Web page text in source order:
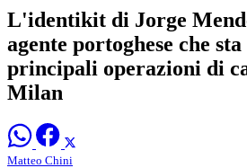
L'identikit di Jorge
agente portoghese che
principali operazioni di
Milan
Matteo Chini